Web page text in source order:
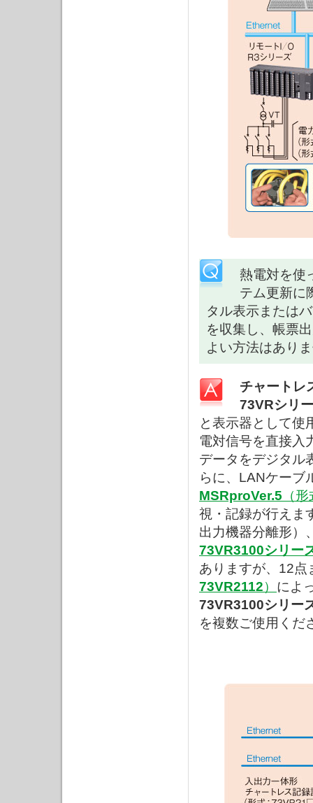
熱電対を使
テム更新に
タル表示または
を収集し、帳票
よい方法はあり
チャートレ
73VRシリ
と表示器として使
電対信号を直接入
データをデジタル
らに、LANケーブ
MSRproVer.5 （
視・記録が行えま
出力機器分離形）
73VR3100シリー
ありますが、12点
73VR2112） によ
73VR3100シリー
を複数ご使用くだ